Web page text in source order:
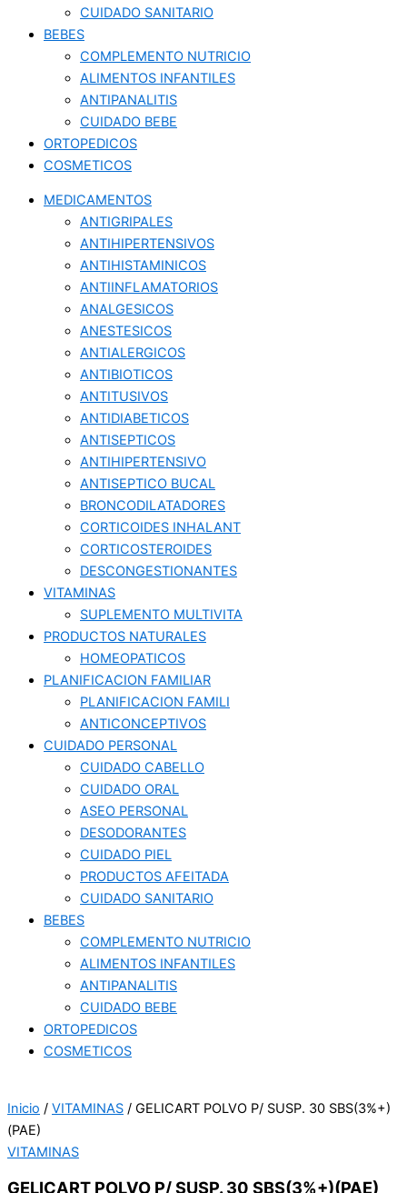
CUIDADO SANITARIO
BEBES
COMPLEMENTO NUTRICIO
ALIMENTOS INFANTILES
ANTIPANALITIS
CUIDADO BEBE
ORTOPEDICOS
COSMETICOS
MEDICAMENTOS
ANTIGRIPALES
ANTIHIPERTENSIVOS
ANTIHISTAMINICOS
ANTIINFLAMATORIOS
ANALGESICOS
ANESTESICOS
ANTIALERGICOS
ANTIBIOTICOS
ANTITUSIVOS
ANTIDIABETICOS
ANTISEPTICOS
ANTIHIPERTENSIVO
ANTISEPTICO BUCAL
BRONCODILATADORES
CORTICOIDES INHALANT
CORTICOSTEROIDES
DESCONGESTIONANTES
VITAMINAS
SUPLEMENTO MULTIVITA
PRODUCTOS NATURALES
HOMEOPATICOS
PLANIFICACION FAMILIAR
PLANIFICACION FAMILI
ANTICONCEPTIVOS
CUIDADO PERSONAL
CUIDADO CABELLO
CUIDADO ORAL
ASEO PERSONAL
DESODORANTES
CUIDADO PIEL
PRODUCTOS AFEITADA
CUIDADO SANITARIO
BEBES
COMPLEMENTO NUTRICIO
ALIMENTOS INFANTILES
ANTIPANALITIS
CUIDADO BEBE
ORTOPEDICOS
COSMETICOS
Inicio / VITAMINAS / GELICART POLVO P/ SUSP. 30 SBS(3%+)
(PAE)
VITAMINAS
GELICART POLVO P/ SUSP. 30 SBS(3%+)(PAE)